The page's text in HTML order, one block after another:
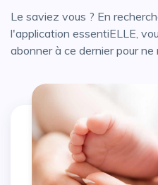
Le saviez vous ? En recherchant un #HashTags sur
l'application essentiELLE,
abonner à ce dernier pour